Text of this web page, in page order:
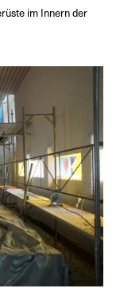
im Innern der